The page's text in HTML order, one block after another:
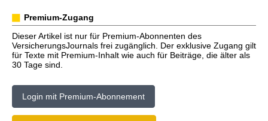
Premium-Zugang
Dieser Artikel ist nur für Premium-Abonnenten des
VersicherungsJournals frei zugänglich. Der exklusive Zugang gilt
für Texte mit Premium-Inhalt wie auch für Beiträge, die älter als
30 Tage sind.
Login mit Premium-Abonnement